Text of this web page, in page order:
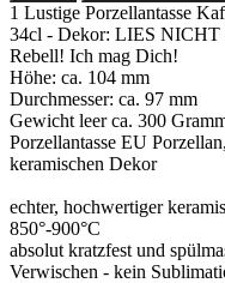
1 Lustige Porzellantasse
34cl - Dekor: LIES
Rebell! Ich mag Dich!
Höhe: ca. 104 mm
Durchmesser: ca. 97 mm
Gewicht leer ca. 300
Porzellantasse EU
keramischen Dekor
echter, hochwertiger
850°-900°C
absolut kratzfest und
Verwischen - kein